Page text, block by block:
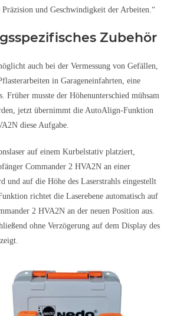
Präzision und Geschwindigkeit der Arbeiten.“
Zubehör
auch bei der Vermessung von Gefällen,
in Garageneinfahrten, eine
Früher musste der Höhenunterschied mühsam
jetzt übernimmt die AutoAlign-Funktion
diese Aufgabe.
auf einem Kurbelstativ platziert,
Commander 2 HVA2N an einer
und auf die Höhe des Laserstrahls eingestellt
richtet die Laserebene automatisch auf
2 HVA2N an der neuen Position aus.
ohne Verzögerung auf dem Display des